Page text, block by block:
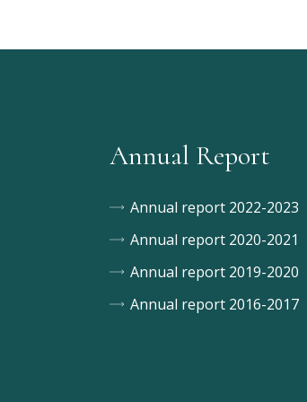
Annual Report
Annual report 2022-2023
Annual report 2020-2021
Annual report 2019-2020
Annual report 2016-2017